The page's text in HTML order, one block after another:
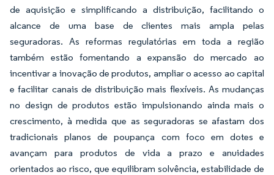
de aquisição e simplificando a distribuição, facilitando o
alcance de uma base de clientes mais ampla pelas
seguradoras. As reformas regulatórias em toda a região
também estão fomentando a expansão do mercado ao
incentivar a inovação de produtos, ampliar o acesso ao capital
e facilitar canais de distribuição mais flexíveis. As mudanças
no design de produtos estão impulsionando ainda mais o
crescimento, à medida que as seguradoras se afastam dos
tradicionais planos de poupança com foco em dotes e
avançam para produtos de vida a prazo e anuidades
orientados ao risco, que equilibram solvência, estabilidade de